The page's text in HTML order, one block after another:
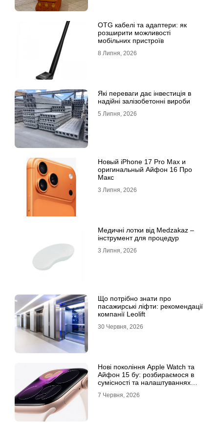
OTG кабелі та адаптери: як
розширити можливості
мобільних пристроїв
8 Липня, 2026
Які переваги дає інвестиція в
надійні залізобетонні вироби
5 Липня, 2026
Новый iPhone 17 Pro Max и
оригинальный Айфон 16 Про
Макс
3 Липня, 2026
Медичні лотки від Medzakaz –
інструмент для процедур
3 Липня, 2026
Що потрібно знати про
пасажирські ліфти: рекомендації
компанії Leolift
30 Червня, 2026
Нові покоління Apple Watch та
Айфон 15 бу: розбираємося в
сумісності та налаштуваннях
7 Червня, 2026